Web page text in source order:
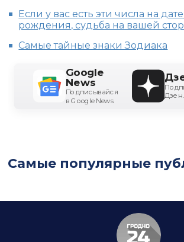
Если у вас есть эти числа на
рождения, судьба на вашей
Самые тайные знаки Зодиака
Google
News
Подписывайся
в Google News
Самые популярные